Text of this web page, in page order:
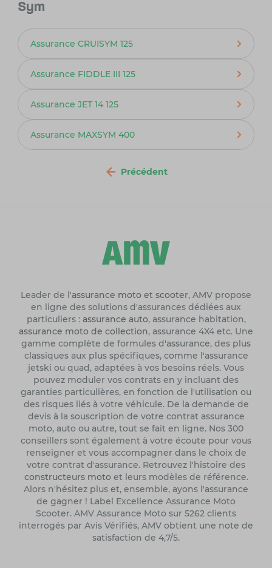
Sym
Assurance CRUISYM 125
Assurance FIDDLE III 125
Assurance JET 14 125
Assurance MAXSYM 400
Précédent
Leader de l'assurance moto et scooter, AMV propose
en ligne des solutions d'assurances dédiées aux
particuliers : assurance auto, assurance habitation,
assurance moto de collection, assurance 4X4 etc. Une
gamme complète de formules d'assurance, des plus
classiques aux plus spécifiques, comme l'assurance
jetski ou quad, adaptées à vos besoins réels. Vous
pouvez moduler vos contrats en y incluant des
garanties particulières, en fonction de l'utilisation ou
des risques liés à votre véhicule. De la demande de
devis à la souscription de votre contrat assurance
moto, auto ou autre, tout se fait en ligne. Nos 300
conseillers sont également à votre écoute pour vous
renseigner et vous accompagner dans le choix de
votre contrat d'assurance. Retrouvez l'histoire des
constructeurs motoet leurs modèles de référence.
Alors n'hésitez plus et, ensemble, ayons l'assurance
de gagner ! Label Excellence Assurance Moto
Scooter. AMV Assurance Moto sur 5262 clients
interrogés par Avis Vérifiés, AMV obtient une note de
satisfaction de 4,7/5.